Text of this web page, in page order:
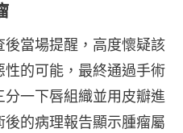
當場提醒，高度懷疑該
的可能，最終通過手術
一下唇組織並用皮瓣進
的病理報告顯示腫瘤屬